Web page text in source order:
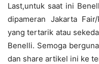
Last,untuk saat ini
dipameran Jakarta
yang tertarik atau
Benelli. Semoga
dan share artikel ini ke